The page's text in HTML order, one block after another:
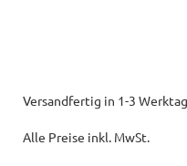
Versandfertig in 1-3
Alle Preise inkl. MwSt.